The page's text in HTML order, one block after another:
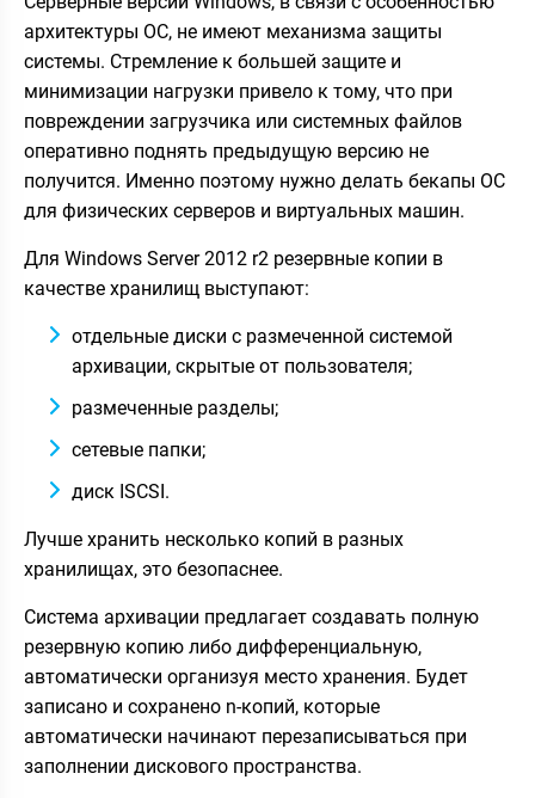
архитектуры ОС, не имеют механизма защиты
системы. Стремление к большей защите и
минимизации нагрузки привело к тому, что при
повреждении загрузчика или системных файлов
оперативно поднять предыдущую версию не
получится. Именно поэтому нужно делать бекапы ОС
для физических серверов и виртуальных машин.
Для Windows Server 2012 r2 резервные копии в
качестве хранилищ выступают:
отдельные диски с размеченной системой
архивации, скрытые от пользователя;
размеченные разделы;
сетевые папки;
диск ISCSI.
Лучше хранить несколько копий в разных
хранилищах, это безопаснее.
Система архивации предлагает создавать полную
резервную копию либо дифференциальную,
автоматически организуя место хранения. Будет
записано и сохранено n-копий, которые
автоматически начинают перезаписываться при
заполнении дискового пространства.